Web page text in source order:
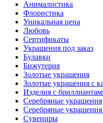
Анималистика
Флористика
Уникальная цена
Любовь
Сертификаты
Украшения под заказ
Булавки
Бижутерия
Золотые украшения
Золотые украшения с
Изделия с
Серебряные украшения
Серебряные
Сувениры